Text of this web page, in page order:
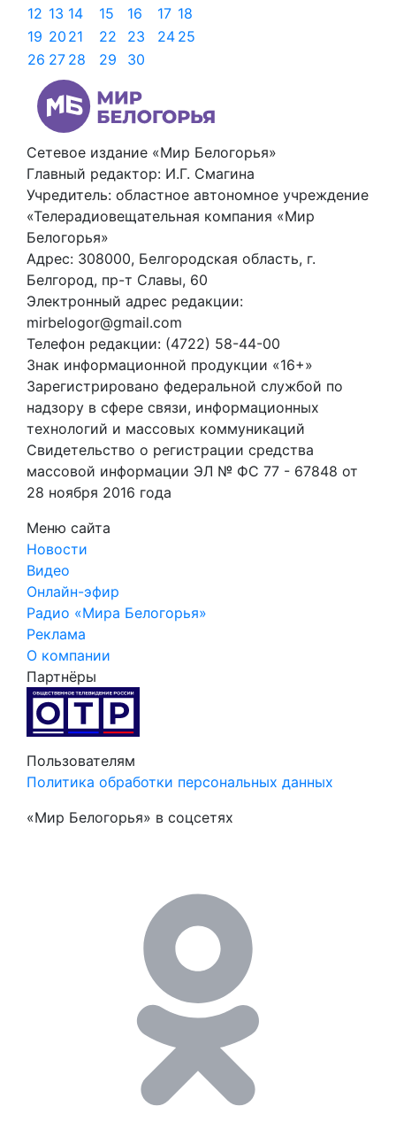
12 13 14 15 16 17 18
19 20 21 22 23 24 25
26 27 28 29 30
Сетевое издание «Мир Белогорья»
Главный редактор: И.Г. Смагина
Учредитель: областное автономное учреждение
«Телерадиовещательная компания «Мир
Белогорья»
Адрес: 308000, Белгородская область, г.
Белгород, пр-т Славы, 60
Электронный адрес редакции:
mirbelogor@gmail.com
Телефон редакции: (4722) 58-44-00
Знак информационной продукции «16+»
Зарегистрировано федеральной службой по
надзору в сфере связи, информационных
технологий и массовых коммуникаций
Свидетельство о регистрации средства
массовой информации ЭЛ № ФС 77 - 67848 от
28 ноября 2016 года
Меню сайта
Новости
Видео
Онлайн-эфир
Радио «Мира Белогорья»
Реклама
О компании
Партнёры
Пользователям
Политика обработки персональных данных
«Мир Белогорья» в соцсетях